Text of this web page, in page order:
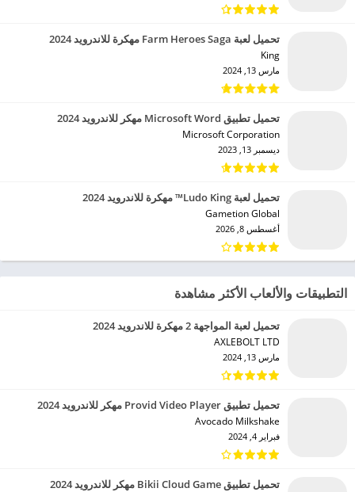
تحميل لعبة Farm Heroes Saga مهكرة للاندرويد 2024
King‏
مارس 13, 2024
تحميل تطبيق Microsoft Word مهكر للاندرويد 2024
Microsoft Corporation‏
ديسمبر 13, 2023
تحميل لعبة Ludo King™ مهكرة للاندرويد 2024
Gametion Global‏
أغسطس 8, 2026
التطبيقات والألعاب الأكثر مشاهدة
تحميل لعبة المواجهة 2 مهكرة للاندرويد 2024
AXLEBOLT LTD‏
مارس 13, 2024
تحميل تطبيق Provid Video Player مهكر للاندرويد 2024
Avocado Milkshake‏
فبراير 4, 2024
تحميل تطبيق Bikii Cloud Game مهكر للاندرويد 2024